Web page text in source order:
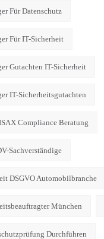
Für Datenschutz
Für IT-Sicherheit
Gutachten IT-Sicherheit
IT-Sicherheitsgutachten
Compliance Beratung
Sachverständige
DSGVO Automobilbranche
München
Durchführen